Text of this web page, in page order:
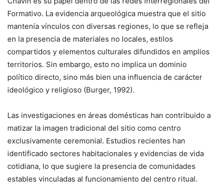
Formativo. La evidencia arqueológica muestra que el sitio
mantenía vínculos con diversas regiones, lo que se refleja
en la presencia de materiales no locales, estilos
compartidos y elementos culturales difundidos en amplios
territorios. Sin embargo, esto no implica un dominio
político directo, sino más bien una influencia de carácter
ideológico y religioso (Burger, 1992).
Las investigaciones en áreas domésticas han contribuido a
matizar la imagen tradicional del sitio como centro
exclusivamente ceremonial. Estudios recientes han
identificado sectores habitacionales y evidencias de vida
cotidiana, lo que sugiere la presencia de comunidades
estables vinculadas al funcionamiento del centro ritual.